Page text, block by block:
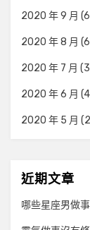
2020 年 9 月
2020 年 8 月
2020 年 7 月
2020 年 6 月
2020 年 5 月
近期文章
哪些星座男做